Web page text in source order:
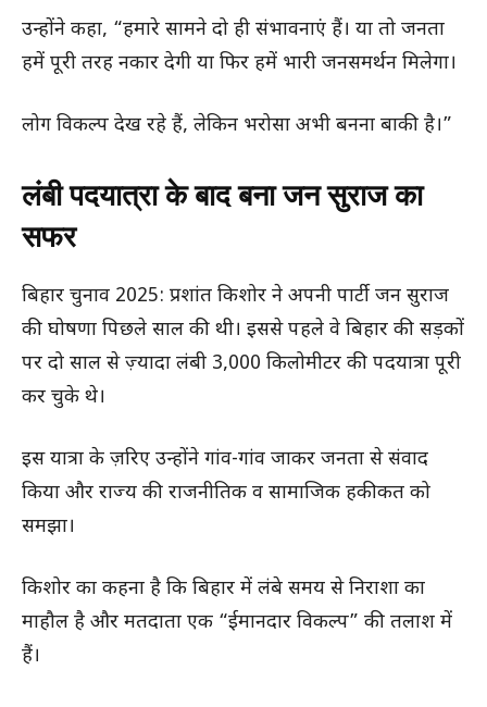
उन्होंने कहा, “हमारे सामने दो ही संभावनाएं हैं। या तो जनता
हमें पूरी तरह नकार देगी या फिर हमें भारी जनसमर्थन मिलेगा।
लोग विकल्प देख रहे हैं, लेकिन भरोसा अभी बनना बाकी है।”
लंबी पदयात्रा के बाद बना जन सुराज का
सफर
बिहार चुनाव 2025: प्रशांत किशोर ने अपनी पार्टी जन सुराज
की घोषणा पिछले साल की थी। इससे पहले वे बिहार की सड़कों
पर दो साल से ज़्यादा लंबी 3,000 किलोमीटर की पदयात्रा पूरी
कर चुके थे।
इस यात्रा के ज़रिए उन्होंने गांव-गांव जाकर जनता से संवाद
किया और राज्य की राजनीतिक व सामाजिक हकीकत को
समझा।
किशोर का कहना है कि बिहार में लंबे समय से निराशा का
माहौल है और मतदाता एक “ईमानदार विकल्प” की तलाश में
हैं।